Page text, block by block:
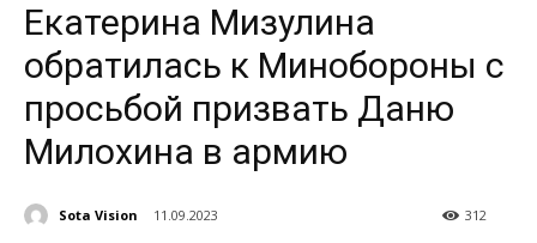
Екатерина Мизулина
обратилась к Минобороны с
просьбой призвать Даню
Милохина в армию
Sota Vision 11.09.2023 312